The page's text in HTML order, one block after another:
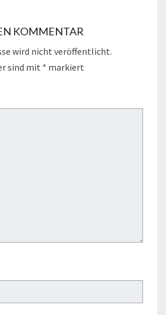
KOMMENTAR
wird nicht veröffentlicht.
sind mit * markiert